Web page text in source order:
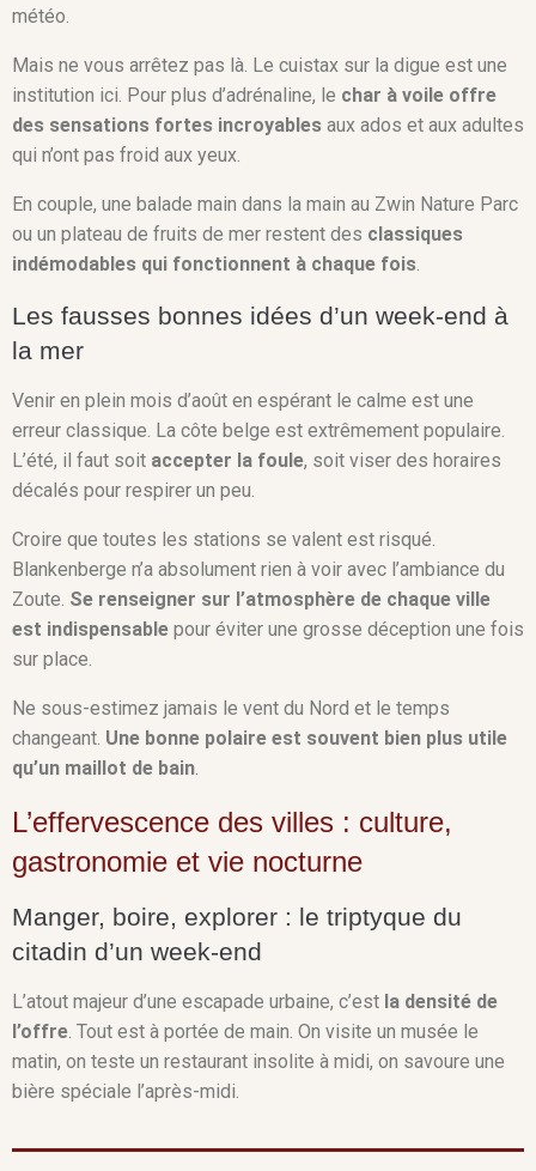
météo.
Mais ne vous arrêtez pas là. Le cuistax sur la digue est une
institution ici. Pour plus d’adrénaline, le char à voile offre
des sensations fortes incroyables aux ados et aux adultes
qui n’ont pas froid aux yeux.
En couple, une balade main dans la main au Zwin Nature Parc
ou un plateau de fruits de mer restent des classiques
indémodables qui fonctionnent à chaque fois.
Les fausses bonnes idées d’un week-end à
la mer
Venir en plein mois d’août en espérant le calme est une
erreur classique. La côte belge est extrêmement populaire.
L’été, il faut soit accepter la foule, soit viser des horaires
décalés pour respirer un peu.
Croire que toutes les stations se valent est risqué.
Blankenberge n’a absolument rien à voir avec l’ambiance du
Zoute. Se renseigner sur l’atmosphère de chaque ville
est indispensable pour éviter une grosse déception une fois
sur place.
Ne sous-estimez jamais le vent du Nord et le temps
changeant. Une bonne polaire est souvent bien plus utile
qu’un maillot de bain.
L’effervescence des villes : culture,
gastronomie et vie nocturne
Manger, boire, explorer : le triptyque du
citadin d’un week-end
L’atout majeur d’une escapade urbaine, c’est la densité de
l’offre. Tout est à portée de main. On visite un musée le
matin, on teste un restaurant insolite à midi, on savoure une
bière spéciale l’après-midi.